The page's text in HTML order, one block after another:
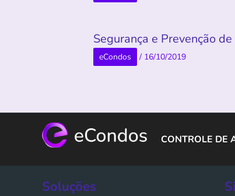
Segurança e Prevenção
eCondos / 16/10/2019
CONTROLE DE
Soluções